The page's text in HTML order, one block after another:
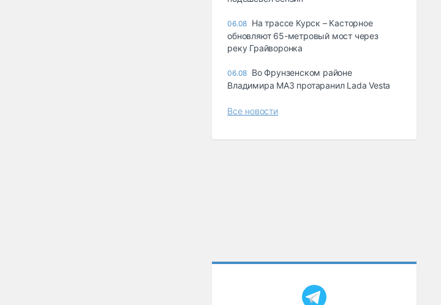
06.08 На трассе Курск – Касторное
обновляют 65-метровый мост через
реку Грайворонка
06.08 Во Фрунзенском районе
Владимира МАЗ протаранил Lada Vesta
Все новости